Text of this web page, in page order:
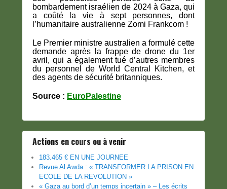
bombardement israélien de 2024 à Gaza, qui
a coûté la vie à sept personnes, dont
l’humanitaire australienne Zomi Frankcom !
Le Premier ministre australien a formulé cette
demande après la frappe de drone du 1er
avril, qui a également tué d’autres membres
du personnel de World Central Kitchen, et
des agents de sécurité britanniques.
Source : EuroPalestine
Actions en cours ou à venir
183.465 € EN UNE JOURNEE
Revue Al Awda : « TRANSFORMER LA PRISON EN
ECOLE DE LA REVOLUTION »
« Gaza au bord d’un temps incertain » – Les écrits